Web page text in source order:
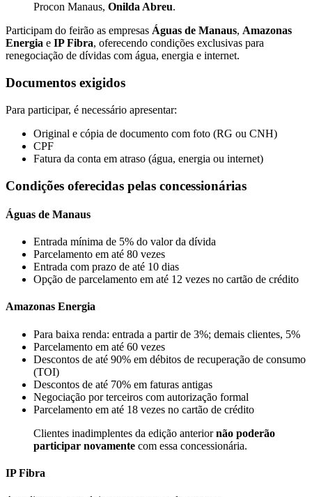
Procon Manaus, Onilda Abreu.
Participam do feirão as empresas Águas de Manaus, Amazonas
Energia e IP Fibra, oferecendo condições exclusivas para
renegociação de dívidas com água, energia e internet.
Documentos exigidos
Para participar, é necessário apresentar:
Original e cópia de documento com foto (RG ou CNH)
CPF
Fatura da conta em atraso (água, energia ou internet)
Condições oferecidas pelas concessionárias
Águas de Manaus
Entrada mínima de 5% do valor da dívida
Parcelamento em até 80 vezes
Entrada com prazo de até 10 dias
Opção de parcelamento em até 12 vezes no cartão de crédito
Amazonas Energia
Para baixa renda: entrada a partir de 3%; demais clientes, 5%
Parcelamento em até 60 vezes
Descontos de até 90% em débitos de recuperação de consumo
(TOI)
Descontos de até 70% em faturas antigas
Negociação por terceiros com autorização formal
Parcelamento em até 18 vezes no cartão de crédito
Clientes inadimplentes da edição anteriornão poderão
participar novamente com essa concessionária.
IP Fibra